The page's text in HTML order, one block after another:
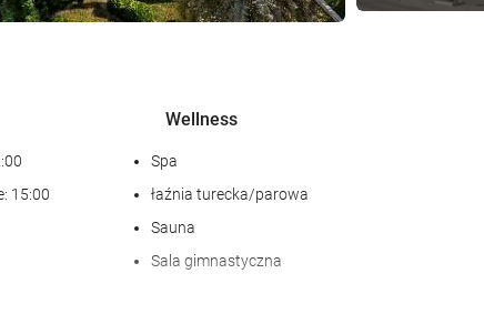
15:00
Wellness
Spa
łaźnia turecka/parowa
Sauna
Sala gimnastyczna